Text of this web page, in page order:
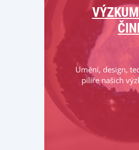
Umění, design,
pilíře našich